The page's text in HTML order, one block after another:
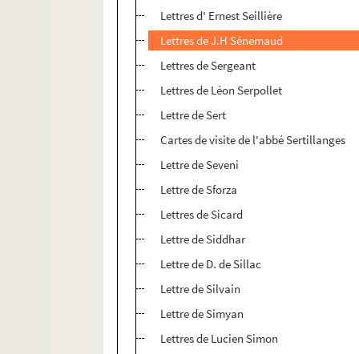
Lettres d' Ernest Seillière
Lettres de J.H Sénemaud
Lettres de Sergeant
Lettres de Léon Serpollet
Lettre de Sert
Cartes de visite de l'abbé Sertillanges
Lettre de Seveni
Lettre de Sforza
Lettres de Sicard
Lettre de Siddhar
Lettre de D. de Sillac
Lettre de Silvain
Lettre de Simyan
Lettres de Lucien Simon